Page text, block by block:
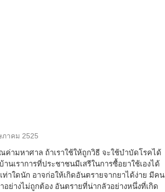
ภาคม 2525
ามหาศาล ถ้าเราใช้ให้ถูกวิธี จะใช้บำบัดโรคได้
เราการที่ประชาชนมีเสรีในการซื้อยาใช้เองได้
าใดนัก อาจก่อให้เกิดอันตรายจากยาได้ง่าย มีคน
ย่างไม่ถูกต้อง อันตรายที่น่ากลัวอย่างหนึ่งที่เกิด